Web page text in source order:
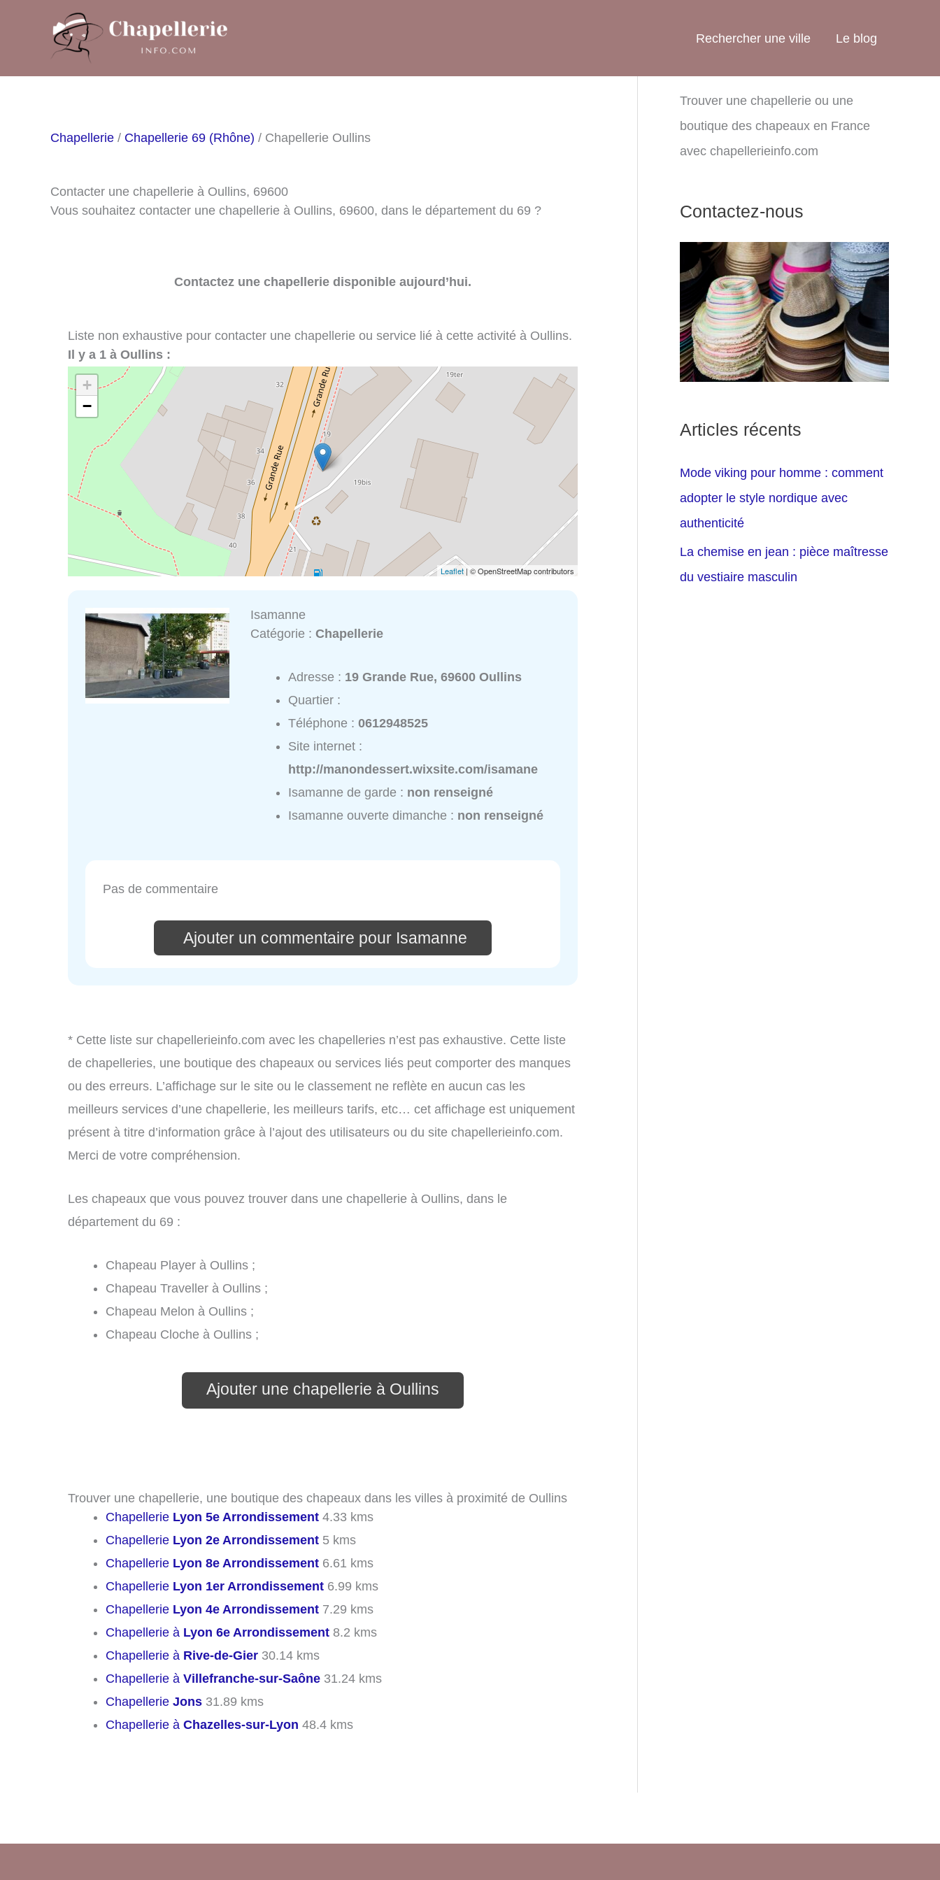
Rechercher une ville Le blog
Chapellerie / Chapellerie 69 (Rhône) / Chapellerie Oullins
Contacter une chapellerie à Oullins, 69600
Vous souhaitez contacter une chapellerie à Oullins, 69600, dans le département du 69 ?
Contactez une chapellerie disponible aujourd’hui.
Liste non exhaustive pour contacter une chapellerie ou service lié à cette activité à Oullins.
Il y a 1 à Oullins :
+
−
Leaflet | © OpenStreetMap contributors
Isamanne
Catégorie :Chapellerie
Adresse : 19 Grande Rue, 69600 Oullins
Quartier :
Téléphone :0612948525
Site internet :
http://manondessert.wixsite.com/isamane
Isamanne de garde : non renseigné
Isamanne ouverte dimanche : non renseigné
Pas de commentaire
Ajouter un commentaire pour Isamanne
* Cette liste sur chapellerieinfo.com avec les chapelleries n’est pas exhaustive. Cette liste
de chapelleries, une boutique des chapeaux ou services liés peut comporter des manques
ou des erreurs. L’affichage sur le site ou le classement ne reflète en aucun cas les
meilleurs services d’une chapellerie, les meilleurs tarifs, etc… cet affichage est uniquement
présent à titre d’information grâce à l’ajout des utilisateurs ou du site chapellerieinfo.com.
Merci de votre compréhension.
Les chapeaux que vous pouvez trouver dans une chapellerie à Oullins, dans le
département du 69 :
Chapeau Player à Oullins ;
Chapeau Traveller à Oullins ;
Chapeau Melon à Oullins ;
Chapeau Cloche à Oullins ;
Ajouter une chapellerie à Oullins
Trouver une chapellerie, une boutique des chapeaux dans les villes à proximité de Oullins
Chapellerie Lyon 5e Arrondissement 4.33 kms
Chapellerie Lyon 2e Arrondissement 5 kms
Chapellerie Lyon 8e Arrondissement 6.61 kms
Chapellerie Lyon 1er Arrondissement 6.99 kms
Chapellerie Lyon 4e Arrondissement 7.29 kms
Chapellerie à Lyon 6e Arrondissement 8.2 kms
Chapellerie à Rive-de-Gier 30.14 kms
Chapellerie à Villefranche-sur-Saône 31.24 kms
Chapellerie Jons 31.89 kms
Chapellerie à Chazelles-sur-Lyon 48.4 kms
Trouver une chapellerie ou une
boutique des chapeaux en France
avec chapellerieinfo.com
Contactez-nous
Articles récents
Mode viking pour homme : comment
adopter le style nordique avec
authenticité
La chemise en jean : pièce maîtresse
du vestiaire masculin